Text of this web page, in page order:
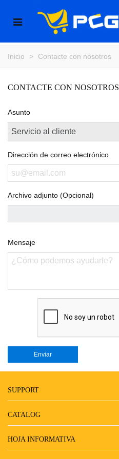
Inicio > Contacte con nosotros
CONTACTE CON NOSOTROS
Asunto
Dirección de correo electrónico
Archivo adjunto (Opcional)
Mensaje
SUPPORT
CATALOG
HOJA INFORMATIVA